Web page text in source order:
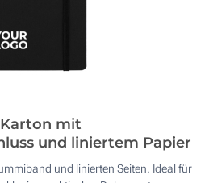
mit
und liniertem Papier
und linierten Seiten. Ideal für